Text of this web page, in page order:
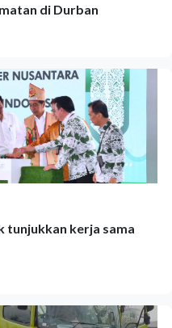
di Durban
tunjukkan kerja sama